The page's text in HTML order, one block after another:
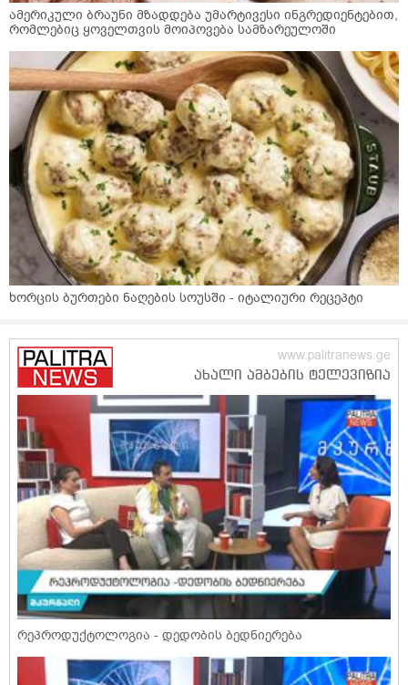
ამერიკული ბრაუნი მზადდება უმარტივესი ინგრედიენტებით,
რომლებიც ყოველთვის მოიპოვება სამზარეულოში
ხორცის ბურთები ნაღების სოუსში - იტალიური რეცეპტი
რეპროდუქტოლოგია - დედობის ბედნიერება